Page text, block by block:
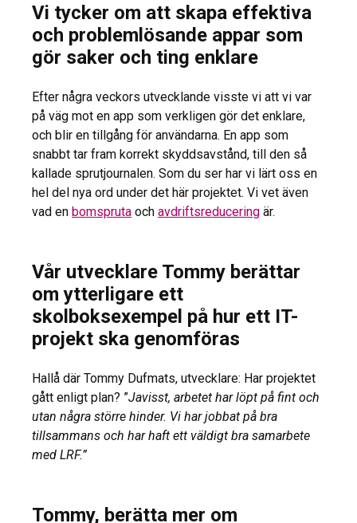
Vi tycker om att skapa effektiva
och problemlösande appar som
gör saker och ting enklare
Efter några veckors utvecklande visste vi att vi var
på väg mot en app som verkligen gör det enklare,
och blir en tillgång för användarna. En app som
snabbt tar fram korrekt skyddsavstånd, till den så
kallade sprutjournalen. Som du ser har vi lärt oss en
hel del nya ord under det här projektet. Vi vet även
vad en bomspruta och avdriftsreducering är.
Vår utvecklare Tommy berättar
om ytterligare ett
skolboksexempel på hur ett IT-
projekt ska genomföras
Hallå där Tommy Dufmats, utvecklare: Har projektet
gått enligt plan? ”Javisst, arbetet har löpt på fint och
utan några större hinder. Vi har jobbat på bra
tillsammans och har haft ett väldigt bra samarbete
med LRF.”
Tommy, berätta mer om